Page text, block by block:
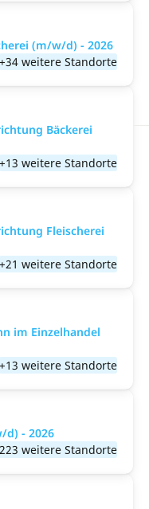
(m/w/d) - 2026
+34 weitere Standorte
Bäckerei
+13 weitere Standorte
Fleischerei
+21 weitere Standorte
im Einzelhandel
+13 weitere Standorte
d) - 2026
weitere Standorte